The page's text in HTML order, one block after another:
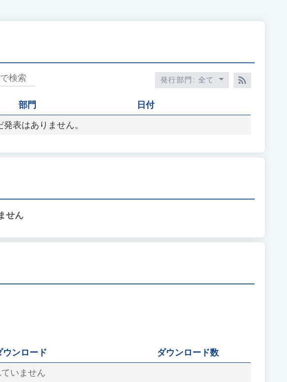
発行部門: 全て
RSS訂閱
部門 日付
発表はありません。
せん
ウンロード ダウンロード数
いません